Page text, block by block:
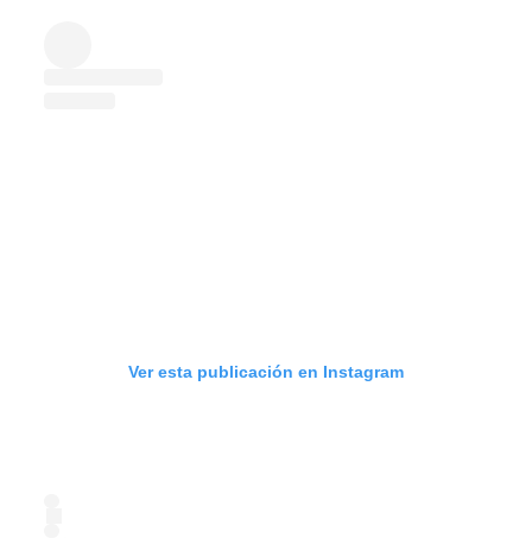
Ver esta publicación en Instagram